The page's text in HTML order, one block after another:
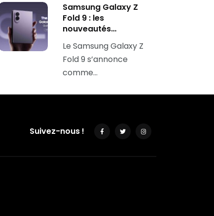
Samsung Galaxy Z
Fold 9 : les
nouveautés…
Le Samsung Galaxy Z
Fold 9 s’annonce
comme…
Suivez-nous !